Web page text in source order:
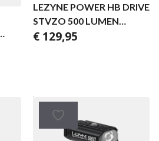
LEZYNE POWER HB DRIVE
STVZO 500 LUMEN
FRONT BLACK
€ 129,95